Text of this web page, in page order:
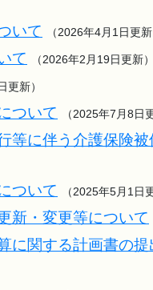
いて （2026年4月1日更新
て （2026年2月19日更新）
更新）
ついて （2025年7月8日
等に伴う介護保険
ついて （2025年5月1日
新・変更等について
に関する計画書の提